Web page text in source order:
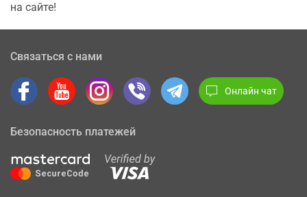
на сайте!
Связаться с нами
Онлайн чат
Безопасность платежей